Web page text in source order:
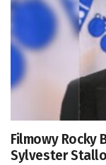
Filmowy Rocky
Sylvester